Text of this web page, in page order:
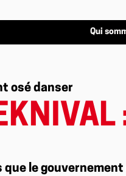
Qui
osé danser
que le